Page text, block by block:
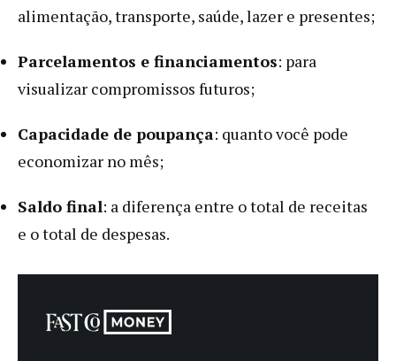
alimentação, transporte, saúde, lazer e presentes;
Parcelamentos e financiamentos: para
visualizar compromissos futuros;
Capacidade de poupança: quanto você pode
economizar no mês;
Saldo final: a diferença entre o total de receitas
e o total de despesas.